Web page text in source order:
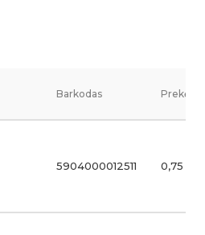
Barkodas Prekės
5904000012511 0,75 l